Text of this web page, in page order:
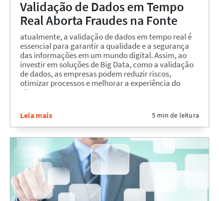
Validação de Dados em Tempo
Real Aborta Fraudes na Fonte
atualmente, a validação de dados em tempo real é
essencial para garantir a qualidade e a segurança
das informações em um mundo digital. Assim, ao
investir em soluções de Big Data, como a validação
de dados, as empresas podem reduzir riscos,
otimizar processos e melhorar a experiência do
cliente....
Leia mais 5 min de leitura